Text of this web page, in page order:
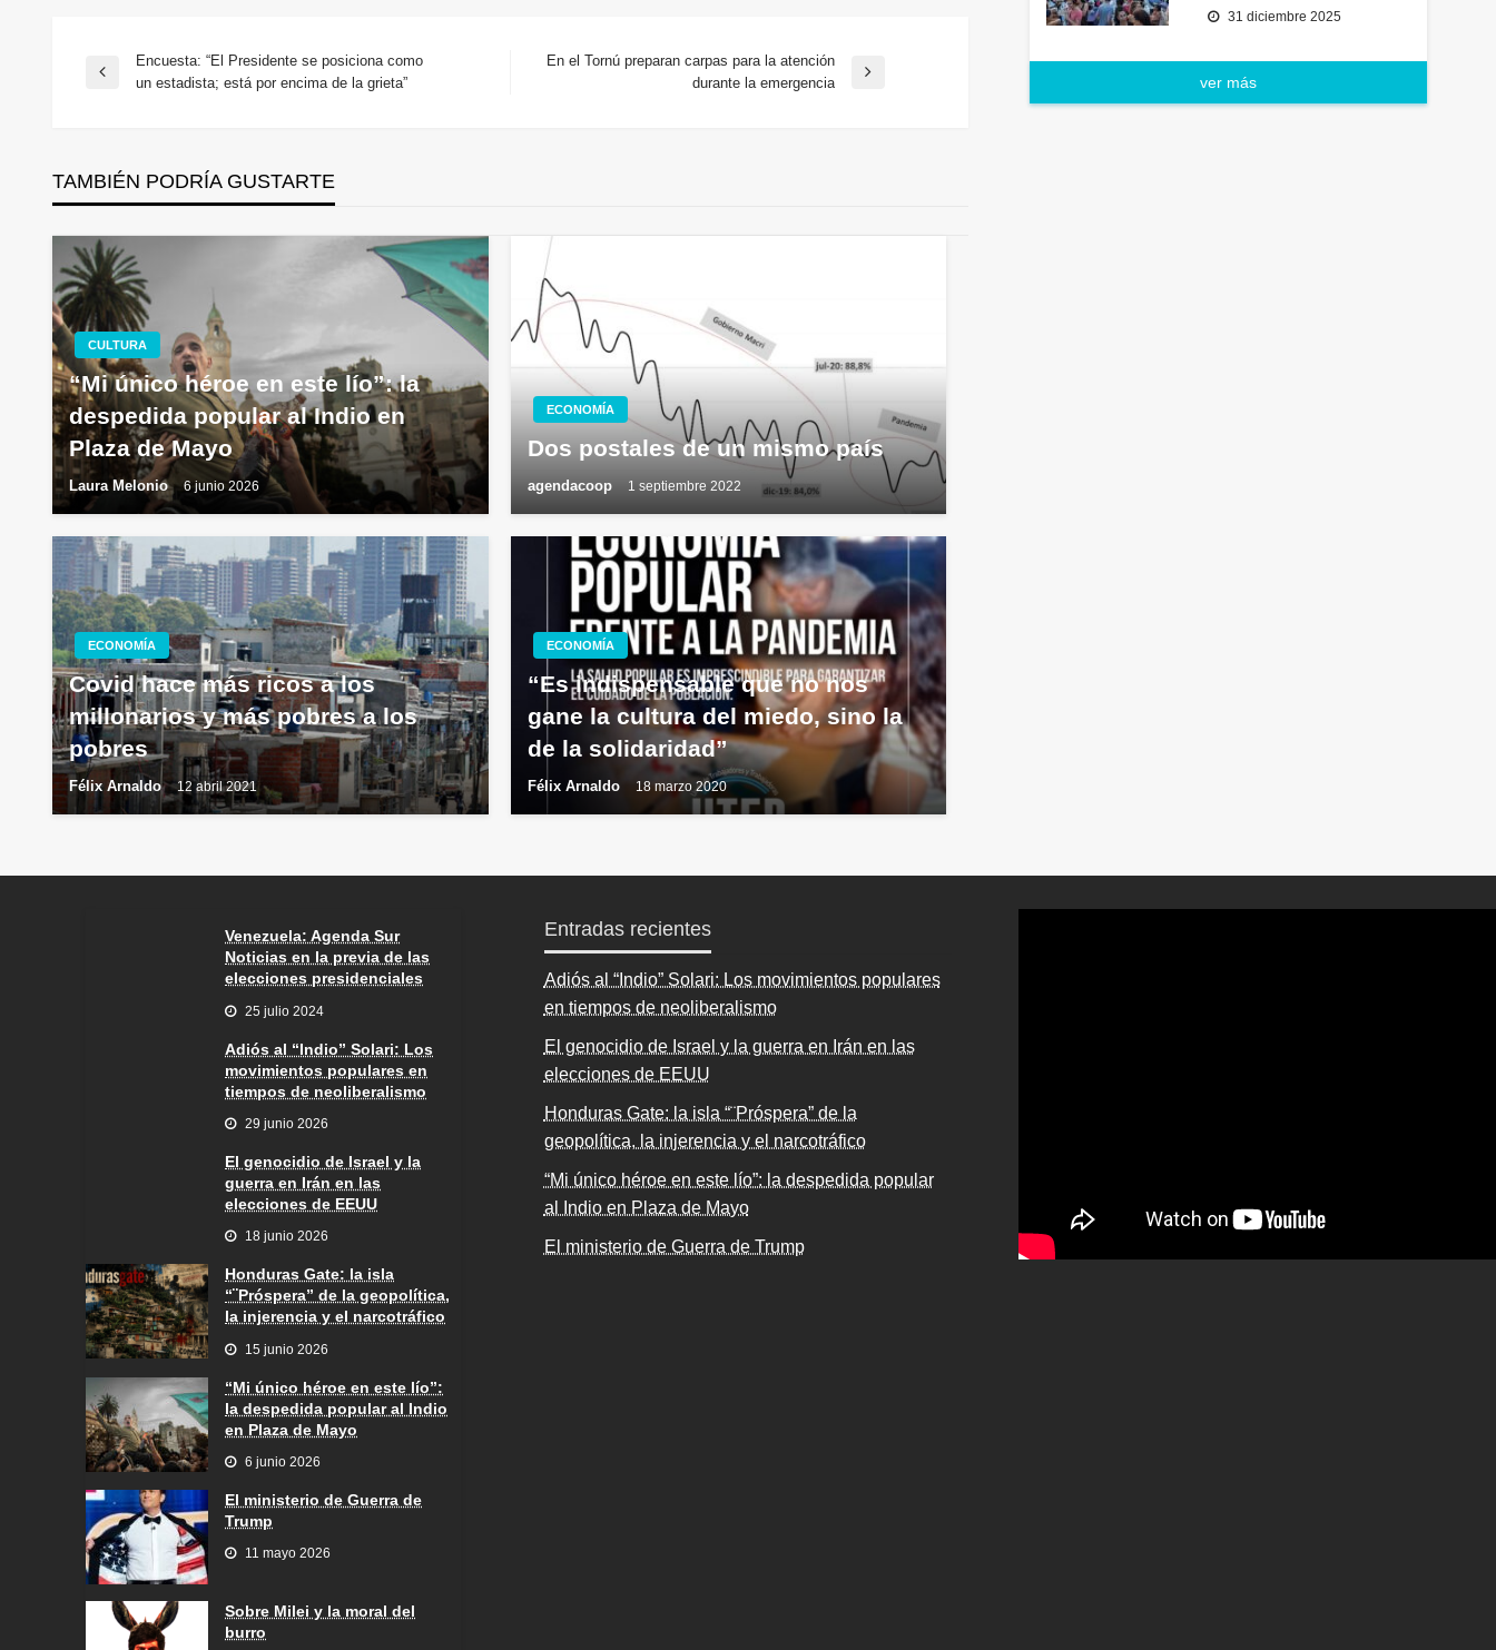
Navegación
entradas
Entrada
Encuesta: “El Presidente se posiciona como
un estadista; está por encima de la grieta”
En el Tornú preparan carpas para la atención
durante la emergencia
TAMBIÉN PODRÍA GUSTARTE
CULTURA
“Mi único héroe en este lío”: la
despedida popular al Indio en
Plaza de Mayo
Laura Melonio 6 junio 2026
ECONOMÍA
Dos postales de un mismo país
agendacoop 1 septiembre 2022
ECONOMÍA
Covid hace más ricos a los
millonarios y más pobres a los
pobres
Félix Arnaldo 12 abril 2021
ECONOMÍA
“Es indispensable que no nos
gane la cultura del miedo, sino la
de la solidaridad”
Félix Arnaldo 18 marzo 2020
31 diciembre 2025
ver más
Venezuela: Agenda Sur
Noticias en la previa de las
elecciones presidenciales
25 julio 2024
Adiós al “Indio” Solari: Los
movimientos populares en
tiempos de neoliberalismo
29 junio 2026
El genocidio de Israel y la
guerra en Irán en las
elecciones de EEUU
18 junio 2026
Honduras Gate: la isla
“¨Próspera” de la geopolítica,
la injerencia y el narcotráfico
15 junio 2026
“Mi único héroe en este lío”:
la despedida popular al Indio
en Plaza de Mayo
6 junio 2026
El ministerio de Guerra de
Trump
11 mayo 2026
Sobre Milei y la moral del
burro
Entradas recientes
Adiós al “Indio” Solari: Los movimientos populares
en tiempos de neoliberalismo
El genocidio de Israel y la guerra en Irán en las
elecciones de EEUU
Honduras Gate: la isla “¨Próspera” de la
geopolítica, la injerencia y el narcotráfico
“Mi único héroe en este lío”: la despedida popular
al Indio en Plaza de Mayo
El ministerio de Guerra de Trump